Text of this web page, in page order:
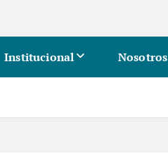
Institucional Nosotros